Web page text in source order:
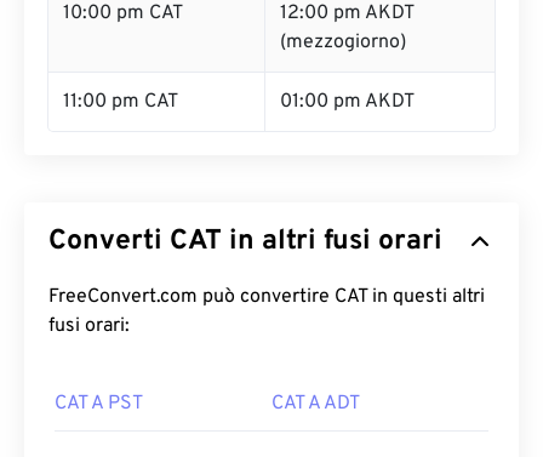
10:00 pm CAT
12:00 pm AKDT
(mezzogiorno)
11:00 pm CAT 01:00 pm AKDT
Converti CAT in altri fusi orari
FreeConvert.com può convertire CAT in questi altri
fusi orari:
CAT A PST CAT A ADT